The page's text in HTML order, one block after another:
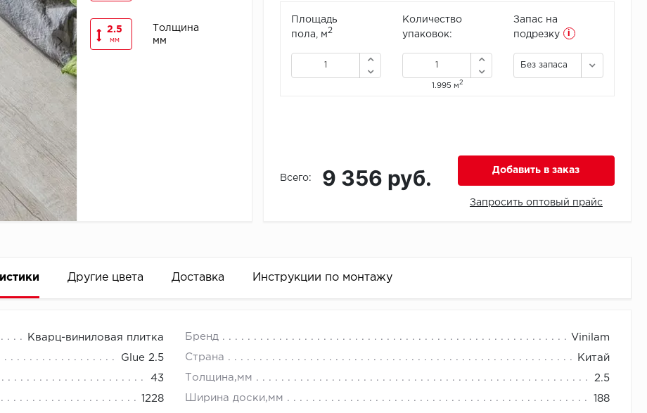
2.5
мм
Толщина
мм
Площадь
пола, м2
Количество
упаковок:
1.995 м2
Запас на
подрезку
i
Без запаса
Всего: 9 356 руб. Добавить в заказ
Запросить оптовый прайс
Другие цвета Доставка Инструкции по монтажу
Кварц-виниловая плитка Бренд Vinilam
Glue 2.5 Страна Китай
43 Толщина,мм 2.5
1228 Ширина доски,мм 188